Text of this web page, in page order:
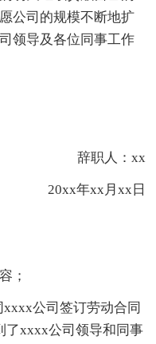
公司的规模不断地扩
领导及各位同事工作
辞职人：xx
20xx年xx月xx日
；
公司签订劳动合同
了xxxx公司领导和同事